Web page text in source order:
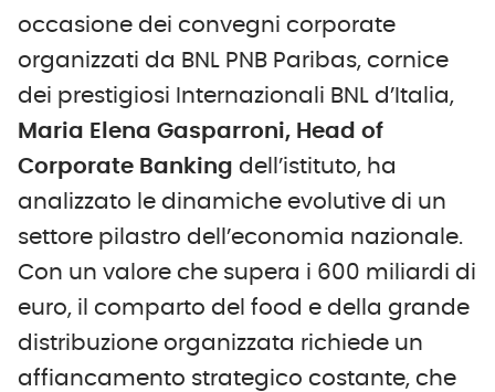
occasione dei convegni corporate
organizzati da BNL PNB Paribas, cornice
dei prestigiosi Internazionali BNL d’Italia,
Maria Elena Gasparroni, Head of
Corporate Banking dell’istituto, ha
analizzato le dinamiche evolutive di un
settore pilastro dell’economia nazionale.
Con un valore che supera i 600 miliardi di
euro, il comparto del food e della grande
distribuzione organizzata richiede un
affiancamento strategico costante, che